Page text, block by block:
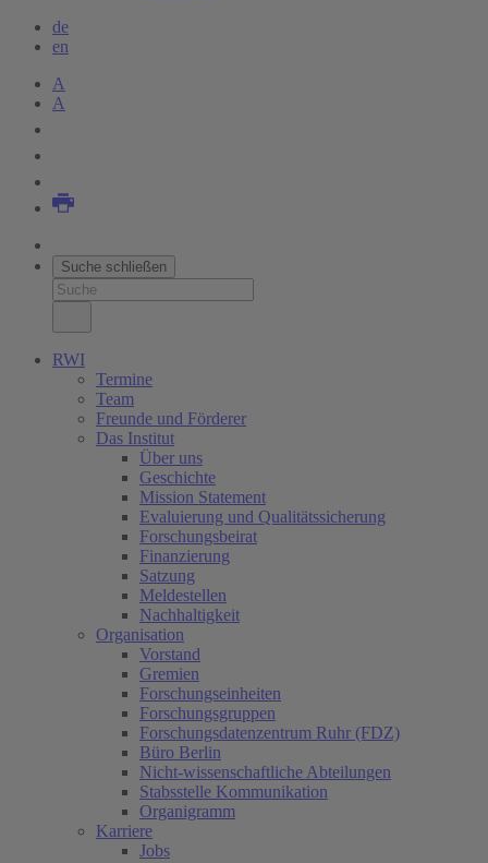
de
en
A
A
Suche schließen
RWI
Termine
Team
Freunde und Förderer
Das Institut
Über uns
Geschichte
Mission Statement
Evaluierung und Qualitätssicherung
Forschungsbeirat
Finanzierung
Satzung
Meldestellen
Nachhaltigkeit
Organisation
Vorstand
Gremien
Forschungseinheiten
Forschungsgruppen
Forschungsdatenzentrum Ruhr (FDZ)
Büro Berlin
Nicht-wissenschaftliche Abteilungen
Stabsstelle Kommunikation
Organigramm
Karriere
Jobs